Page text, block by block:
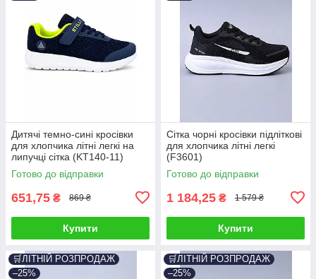
Дитячі темно-сині кросівки
для хлопчика літні легкі на
липучці сітка (KT140-11)
Готово до відправки
651,75 ₴ 869 ₴
Купити
Сітка чорні кросівки підліткові
для хлопчика літні легкі
(F3601)
Готово до відправки
1 184,25 ₴ 1 579 ₴
Купити
🛒ЛІТНІЙ РОЗПРОДАЖ
–25%
🛒ЛІТНІЙ РОЗПРОДАЖ
–25%